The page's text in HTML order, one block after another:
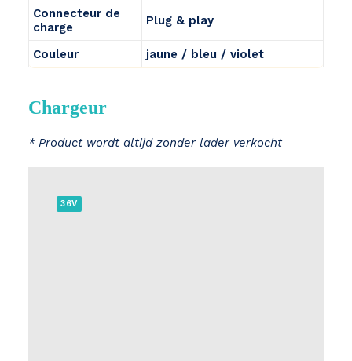
Connecteur de
charge
Plug & play
Couleur jaune / bleu / violet
Chargeur
* Product wordt altijd zonder lader verkocht
36V